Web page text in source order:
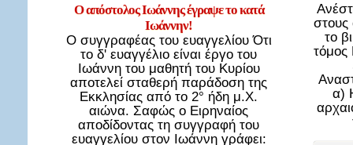
Ο απόστολος Ιωάννης έγραψε το κατά
Ιωάννην!
Ο συγγραφέας του ευαγγελίου Ότι
το δ' ευαγγέλιο είναι έργο του
Ιωάννη του μαθητή του Κυρίου
αποτελεί σταθερή παράδοση της
Εκκλησίας από το 2° ήδη μ.Χ.
αιώνα. Σαφώς ο Ειρηναίος
αποδίδοντας τη συγγραφή του
ευαγγελίου στον Ιωάννη γράφει:
στους
το
α)